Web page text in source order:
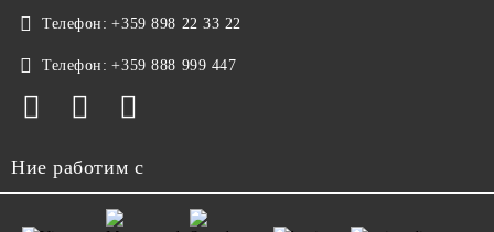
Телефон: +359 898 22 33 22
Телефон: +359 888 999 447
Ние работим с